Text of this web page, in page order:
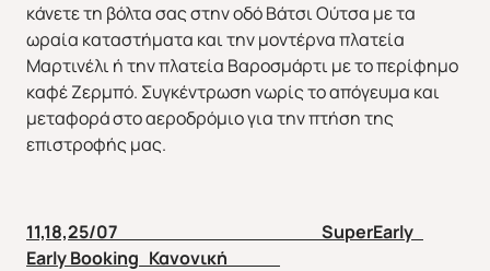
κάνετε τη βόλτα σας στην οδό Βάτσι Ούτσα με τα
ωραία καταστήματα και την μοντέρνα πλατεία
Μαρτινέλι ή την πλατεία Βαροσμάρτι με το περίφημο
καφέ Ζερμπό. Συγκέντρωση νωρίς το απόγευμα και
μεταφορά στο αεροδρόμιο για την πτήση της
επιστροφής μας.
11,18,25/07 SuperEarly
Early Booking Κανονική